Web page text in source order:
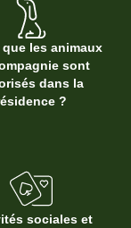
que les animaux
sont
dans la
?
sociales et